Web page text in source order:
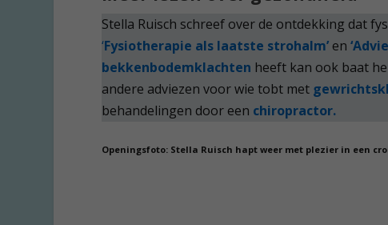
Stella Ruisch schreef over de ontdekking dat
‘Fysiotherapie als laatste strohalm’ en
bekkenbodemklachten heeft kan ook baat
andere adviezen voor wie tobt met
behandelingen door een chiropractor.
Openingsfoto: Stella Ruisch hapt weer met plezier in een